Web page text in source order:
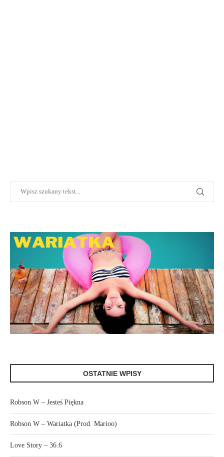
OSTATNIE WPISY
Robson W – Jesteś Piękna
Robson W – Wariatka (Prod. Marioo)
Love Story – 36.6